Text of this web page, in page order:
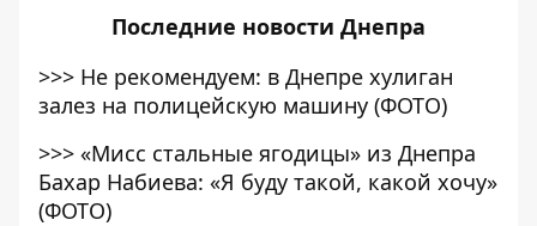
Последние новости Днепра
>>> Не рекомендуем: в Днепре хулиган
залез на полицейскую машину (ФОТО)
>>> «Мисс стальные ягодицы» из Днепра
Бахар Набиева: «Я буду такой, какой хочу»
(ФОТО)